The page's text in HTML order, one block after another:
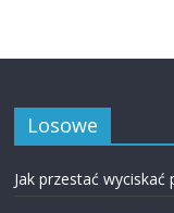
Losowe
Jak przestać